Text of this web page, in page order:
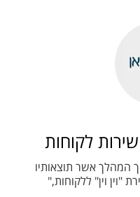
לקוחות
המהלך אשר תוצאותיו
"וין וין" ללקוחות,"